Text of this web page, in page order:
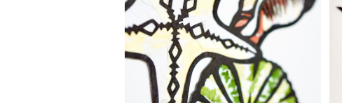
【ちぎり絵×切り絵】原画アート『k
ai-gara（貝殻）』
¥11,000